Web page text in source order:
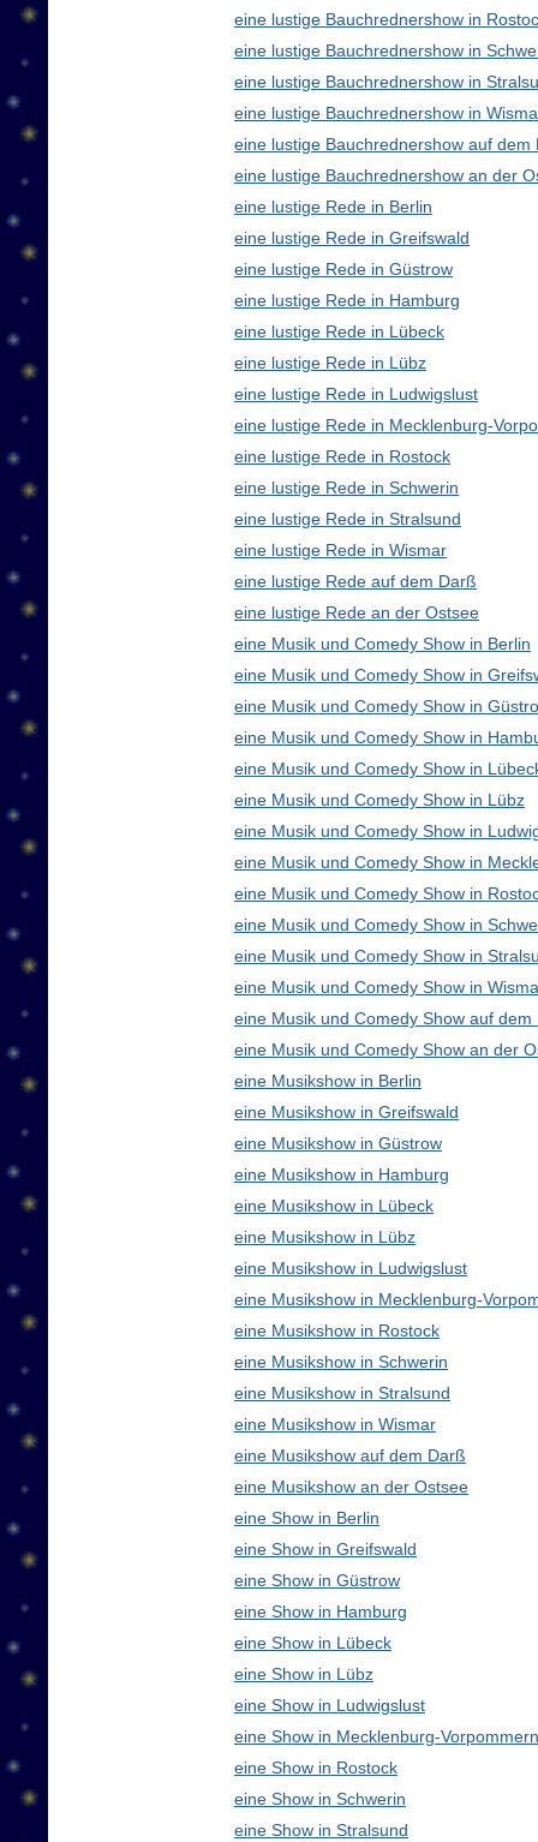
eine lustige Bauchrednershow in
eine lustige Bauchrednershow in
eine lustige Bauchrednershow in
eine lustige Bauchrednershow in
eine lustige Bauchrednershow auf dem
eine lustige Bauchrednershow an der
eine lustige Rede in Berlin
eine lustige Rede in Greifswald
eine lustige Rede in Güstrow
eine lustige Rede in Hamburg
eine lustige Rede in Lübeck
eine lustige Rede in Lübz
eine lustige Rede in Ludwigslust
eine lustige Rede in Mecklenburg-
eine lustige Rede in Rostock
eine lustige Rede in Schwerin
eine lustige Rede in Stralsund
eine lustige Rede in Wismar
eine lustige Rede auf dem Darß
eine lustige Rede an der Ostsee
eine Musik und Comedy Show in Berlin
eine Musik und Comedy Show in
eine Musik und Comedy Show in
eine Musik und Comedy Show in
eine Musik und Comedy Show in
eine Musik und Comedy Show in Lübz
eine Musik und Comedy Show in
eine Musik und Comedy Show in
eine Musik und Comedy Show in
eine Musik und Comedy Show in
eine Musik und Comedy Show in
eine Musik und Comedy Show in
eine Musik und Comedy Show auf dem
eine Musik und Comedy Show an der
eine Musikshow in Berlin
eine Musikshow in Greifswald
eine Musikshow in Güstrow
eine Musikshow in Hamburg
eine Musikshow in Lübeck
eine Musikshow in Lübz
eine Musikshow in Ludwigslust
eine Musikshow in Mecklenburg-
eine Musikshow in Rostock
eine Musikshow in Schwerin
eine Musikshow in Stralsund
eine Musikshow in Wismar
eine Musikshow auf dem Darß
eine Musikshow an der Ostsee
eine Show in Berlin
eine Show in Greifswald
eine Show in Güstrow
eine Show in Hamburg
eine Show in Lübeck
eine Show in Lübz
eine Show in Ludwigslust
eine Show in Mecklenburg-
eine Show in Rostock
eine Show in Schwerin
eine Show in Stralsund